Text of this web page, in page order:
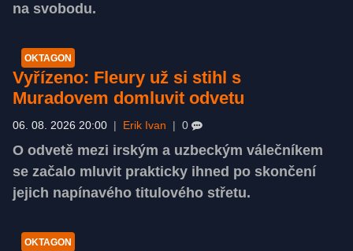
na svobodu.
OKTAGON
Vyřízeno: Fleury už si stihl s
Muradovem domluvit odvetu
06. 08. 2026 20:00 Erik Ivan 0
O odvetě mezi irským a uzbeckým válečníkem
se začalo mluvit prakticky ihned po skončení
jejich napínavého titulového střetu.
OKTAGON